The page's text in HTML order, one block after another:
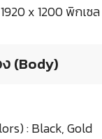
x 1200 พิกเซล
(Body)
: Black, Gold